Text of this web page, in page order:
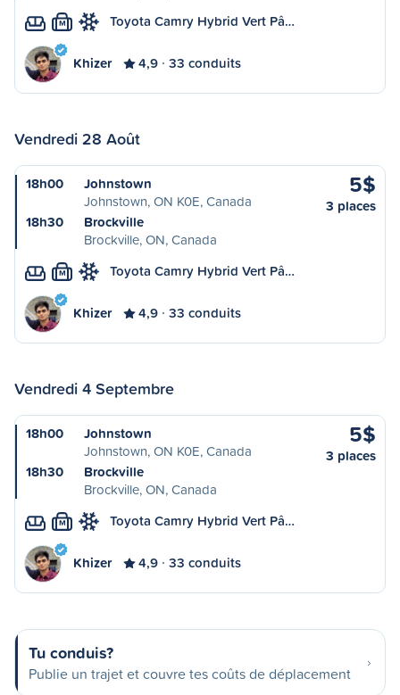
M Toyota Camry Hybrid Vert Pâ…
Khizer 4,9 33 conduits
Vendredi 28 Août
18h00
Johnstown
Johnstown, ON K0E, Canada
18h30
Brockville
Brockville, ON, Canada
5$
3 places
M Toyota Camry Hybrid Vert Pâ…
Khizer 4,9 33 conduits
Vendredi 4 Septembre
18h00
Johnstown
Johnstown, ON K0E, Canada
18h30
Brockville
Brockville, ON, Canada
5$
3 places
M Toyota Camry Hybrid Vert Pâ…
Khizer 4,9 33 conduits
Tu conduis?
Publie un trajet et couvre tes coûts de déplacement